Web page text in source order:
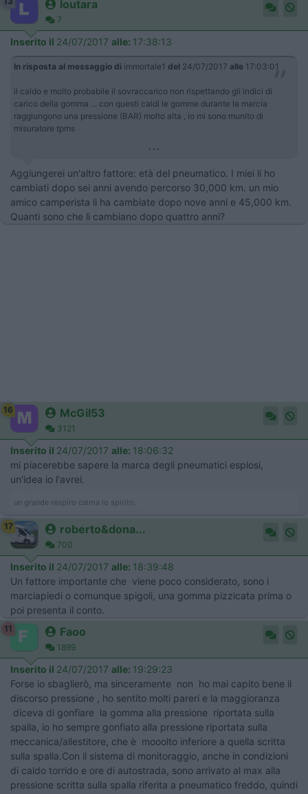
loutara
7
Inserito il 24/07/2017 alle: 17:38:13
In risposta al messaggio di immortale1 del 24/07/2017 alle 17:03:01
il caldo e molto probabile il sovraccarico non rispettando gli indici di
carico della gomma ... con questi caldi le gomme durante la marcia
raggiungono una pressione (BAR) molto alta , io mi sono munito di
misuratore tpms
...
Aggiungerei un'altro fattore: età del pneumatico. I miei li ho
cambiati dopo sei anni avendo percorso 30,000 km. un mio
amico camperista li ha cambiate dopo nove anni e 45,000 km.
Quanti sono che li cambiano dopo quattro anni?
16 McGil53
3121
Inserito il 24/07/2017 alle: 18:06:32
mi piacerebbe sapere la marca degli pneumatici esplosi,
un'idea io l'avrei.
un grande respiro calma lo spirito.
17 roberto&dona...
700
Inserito il 24/07/2017 alle: 18:39:48
Un fattore importante che viene poco considerato, sono i
marciapiedi o comunque spigoli, una gomma pizzicata prima o
poi presenta il conto.
11 Faoo
1899
Inserito il 24/07/2017 alle: 19:29:23
Forse io sbaglierò, ma sinceramente non ho mai capito bene il
discorso pressione , ho sentito molti pareri e la maggioranza
diceva di gonfiare la gomma alla pressione riportata sulla
spalla, io ho sempre gonfiato alla pressione riportata sulla
meccanica/allestitore, che è mooolto inferiore a quella scritta
sulla spalla.Con il sistema di monitoraggio, anche in condizioni
di caldo torrido e ore di autostrada, sono arrivato al max alla
pressione scritta sulla spalla riferita a pneumatico freddo, quindi